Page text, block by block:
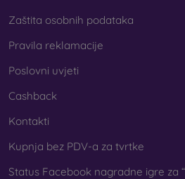
Zaštita osobnih podataka
Pravila reklamacije
Poslovni uvjeti
Cashback
Kontakti
Kupnja bez PDV-a za tvrtke
Status Facebook nagradne igre za